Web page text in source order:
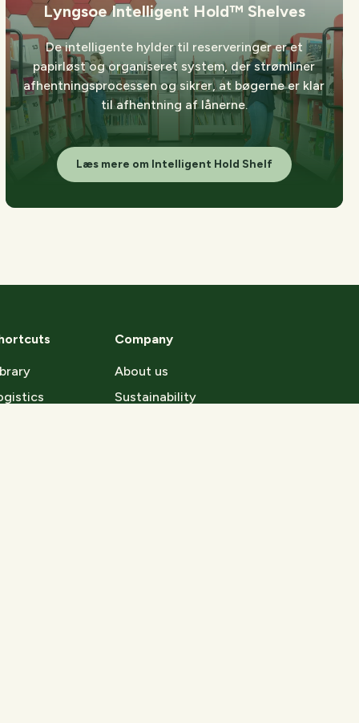
Lyngsoe Intelligent Hold™ Shelves
De intelligente hylder til reserveringer er et
papirløst og organiseret system, der strømliner
afhentningsprocessen og sikrer, at bøgerne er klar
til afhentning af lånerne.
Læs mere om Intelligent Hold Shelf
Company
About us
Sustainability